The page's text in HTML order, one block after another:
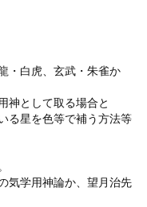
・白虎、玄武・朱雀か
神として取る場合と
る星を色等で補う方法等
気学用神論か、望月治先